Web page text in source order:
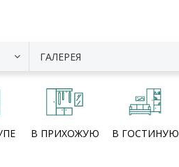
ГАЛЕРЕЯ
В ПРИХОЖУЮ В ГОСТИНУЮ